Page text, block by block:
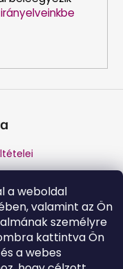
a weboldal
valamint az Ön
személyre
kattintva Ön
a webes